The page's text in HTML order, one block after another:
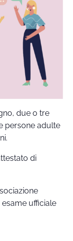
due o tre
persone adulte
di
ufficiale